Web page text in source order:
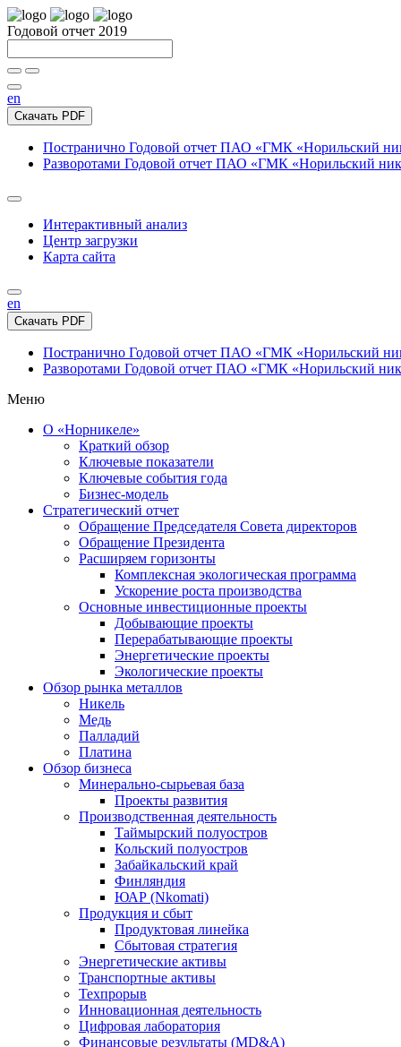
Годовой отчет 2019
en
Скачать PDF
Постранично Годовой отчет ПАО «ГМК «Норильский
Разворотами Годовой отчет ПАО «ГМК «Норильский
Интерактивный анализ
Центр загрузки
Карта сайта
en
Скачать PDF
Постранично Годовой отчет ПАО «ГМК «Норильский
Разворотами Годовой отчет ПАО «ГМК «Норильский
Меню
О «Норникеле»
Краткий обзор
Ключевые показатели
Ключевые события года
Бизнес-модель
Стратегический отчет
Обращение Председателя Совета директоров
Обращение Президента
Расширяем горизонты
Комплексная экологическая программа
Ускорение роста производства
Основные инвестиционные проекты
Добывающие проекты
Перерабатывающие проекты
Энергетические проекты
Экологические проекты
Обзор рынка металлов
Никель
Медь
Палладий
Платина
Обзор бизнеса
Минерально-сырьевая база
Проекты развития
Производственная деятельность
Таймырский полуостров
Кольский полуостров
Забайкальский край
Финляндия
ЮАР (Nkomati)
Продукция и сбыт
Продуктовая линейка
Сбытовая стратегия
Энергетические активы
Транспортные активы
Техпрорыв
Инновационная деятельность
Цифровая лаборатория
Финансовые результаты (MD&A)